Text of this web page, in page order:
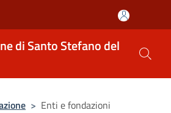
di Santo Stefano del
> Enti e fondazioni